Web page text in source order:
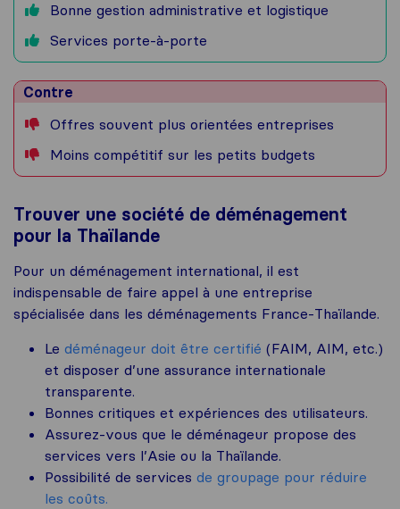
Bonne gestion administrative et logistique
Services porte-à-porte
Contre
Offres souvent plus orientées entreprises
Moins compétitif sur les petits budgets
Trouver une société de déménagement
pour la Thaïlande
Pour un déménagement international, il est
indispensable de faire appel à une entreprise
spécialisée dans les déménagements France-Thaïlande.
Le déménageur doit être certifié (FAIM, AIM, etc.)
et disposer d’une assurance internationale
transparente.
Bonnes critiques et expériences des utilisateurs.
Assurez-vous que le déménageur propose des
services vers l’Asie ou la Thaïlande.
Possibilité de services de groupage pour réduire
les coûts.